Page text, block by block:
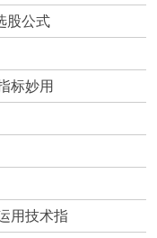
股公式
标妙用
用技术指